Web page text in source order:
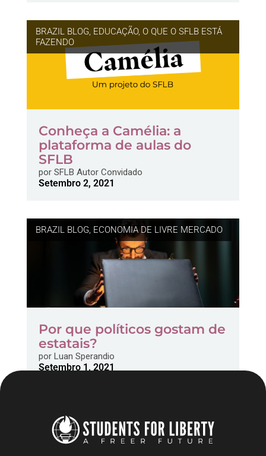
BRAZIL BLOG, EDUCAÇÃO, O QUE O SFLB ESTÁ
FAZENDO
Conheça a Camélia: a
plataforma de aulas do
SFLB
porSFLB Autor Convidado
Setembro 2, 2021
BRAZIL BLOG, ECONOMIA DE LIVRE MERCADO
Por que políticos gostam de
estatais?
porLuan Sperandio
Setembro 1, 2021